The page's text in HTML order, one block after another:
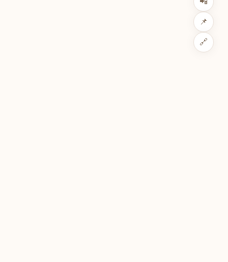
📌
🔗